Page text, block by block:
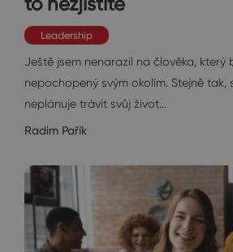
Leadership
Ještě jsem nenarazil na člověka, který
nepochopený svým okolím. Stejně tak,
neplánuje trávit svůj život…
Radim Pařík